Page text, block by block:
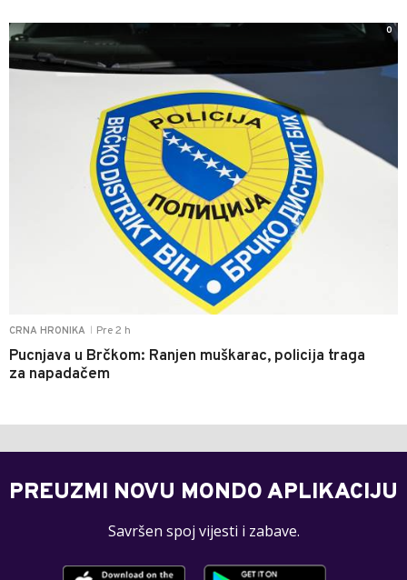
CRNA HRONIKA Pre 2 h
Pucnjava u Brčkom: Ranjen muškarac, policija traga
za napadačem
0
PREUZMI NOVU MONDO APLIKACIJU
Savršen spoj vijesti i zabave.